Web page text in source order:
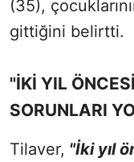
(35),
gittiğini belirtti.
"İKİ YIL
SORUNLARI
Tilaver, "İki yıl